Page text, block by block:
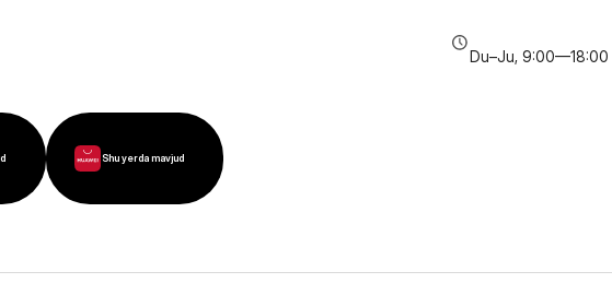
Du–Ju, 9:00—18:00
Shu yerda mavjud